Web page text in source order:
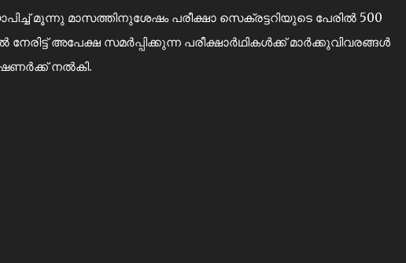
മൂന്നു മാസത്തിനുശേഷം പരീക്ഷാ സെക്രട്ടറിയുടെ പേരില്‍ 500
അപേക്ഷ സമര്‍പ്പിക്കുന്ന പരീക്ഷാര്‍ഥികള്‍ക്ക് മാര്‍ക്കുവിവരങ്ങള്‍
നല്‍കി.